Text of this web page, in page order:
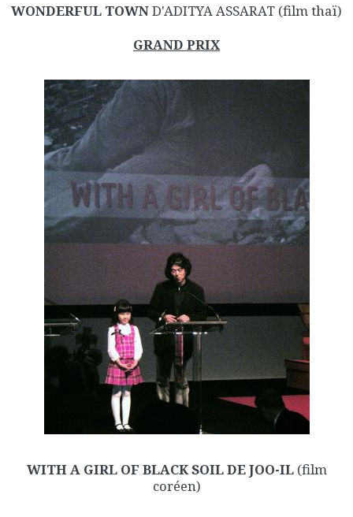
WONDERFUL TOWND'ADITYA ASSARAT (film thaï)
GRAND PRIX
WITH A GIRL OF BLACK SOIL DE JOO-IL(film
coréen)